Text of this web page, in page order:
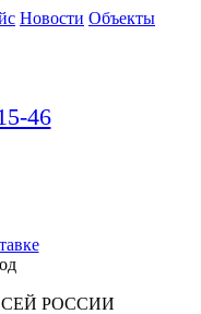
Новости Объекты
46
РОССИИ